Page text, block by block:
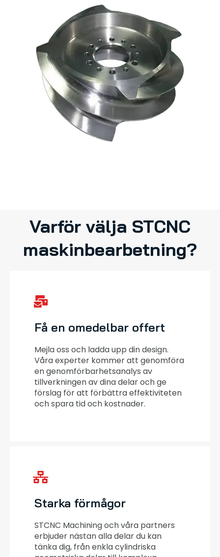
Varför välja STCNC
maskinbearbetning?
Få en omedelbar offert
Mejla oss och ladda upp din design.
Våra experter kommer att genomföra
en genomförbarhetsanalys av
tillverkningen av dina delar och ge
förslag för att förbättra effektiviteten
och spara tid och kostnader.
Starka förmågor
STCNC Machining och våra partners
erbjuder nästan alla delar du kan
tänka dig, från enkla cylindriska